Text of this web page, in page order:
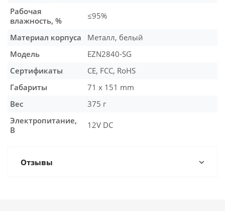
Рабочая
влажность, %
≤95%
Материал корпуса
Металл, белый
Модель
EZN2840-SG
Сертификаты
CE, FCC, RoHS
Габариты
71 x 151 mm
Вес
375 г
Электропитание,
В
12V DC
Отзывы